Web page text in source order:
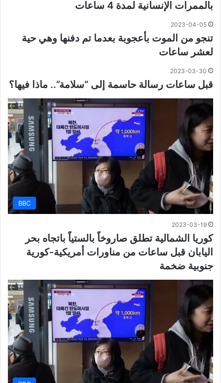
بالممرات الإنسانية لمدة 4 ساعات
2023-04-05
تنجو من الموت بأعجوبة بعدما تم دفنها وهي حية
لعشر ساعات
2023-03-30
قبل ساعات رسالة حاسمة إلى “سلامة”.. ماذا فيها؟
BBC
2023-03-19
كوريا الشمالية تطلق صاروخاً بالستياً باتجاه بحر
اليابان قبل ساعات من مناورات أمريكية-كورية
جنوبية ضخمة